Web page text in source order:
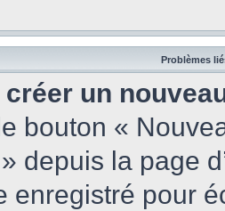
Problèmes
créer un
bouton «
depuis la page
enregistré pour